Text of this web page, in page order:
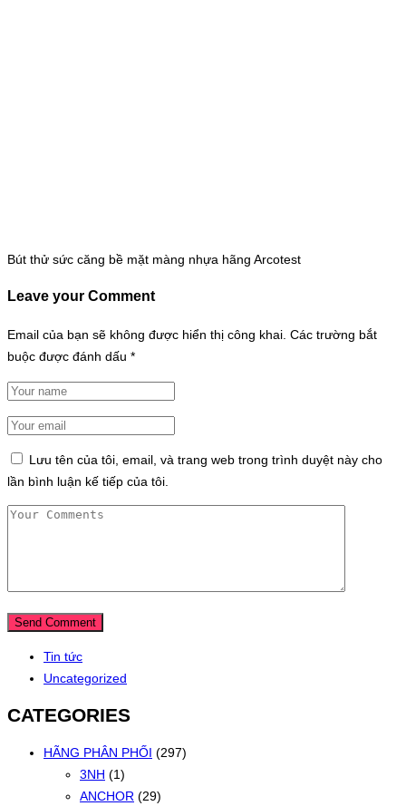
Bút thử sức căng bề mặt màng nhựa hãng Arcotest
Leave your Comment
Email của bạn sẽ không được hiển thị công khai. Các trường bắt
buộc được đánh dấu *
Lưu tên của tôi, email, và trang web trong trình duyệt này cho
lần bình luận kế tiếp của tôi.
Tin tức
Uncategorized
CATEGORIES
HÃNG PHÂN PHỐI (297)
3NH (1)
ANCHOR (29)